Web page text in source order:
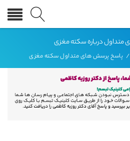
درباره سکته مغزی
/ پاسخ پرسش های متداول سکته مغزی